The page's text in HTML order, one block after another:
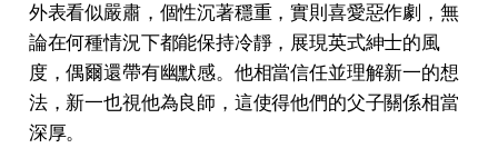
外表看似嚴肅，個性沉著穩重，實則喜愛惡作劇，無
論在何種情況下都能保持冷靜，展現英式紳士的風
度，偶爾還帶有幽默感。他相當信任並理解新一的想
法，新一也視他為良師，這使得他們的父子關係相當
深厚。